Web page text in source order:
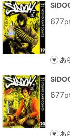
677
あ
677
あ